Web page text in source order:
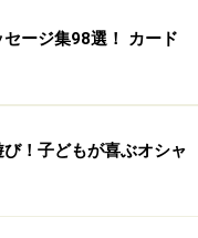
セージ集98選！ カード
！子どもが喜ぶオシャ